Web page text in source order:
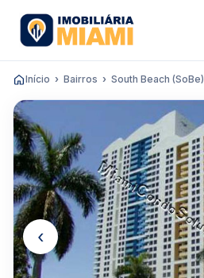
Início Bairros South Beach (SoBe)
‹